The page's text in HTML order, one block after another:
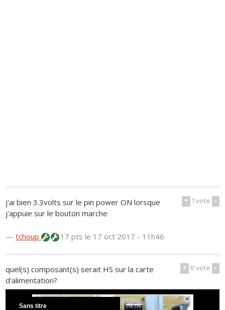
+ 1vote -
j'ai bien 3.3volts sur le pin power ON lorsque
j'appuie sur le bouton marche
—tchoup 17 ptsle 17 oct 2017 - 11h46
+ 0vote -
quel(s) composant(s) serait HS sur la carte
d'alimentation?
Sans titre